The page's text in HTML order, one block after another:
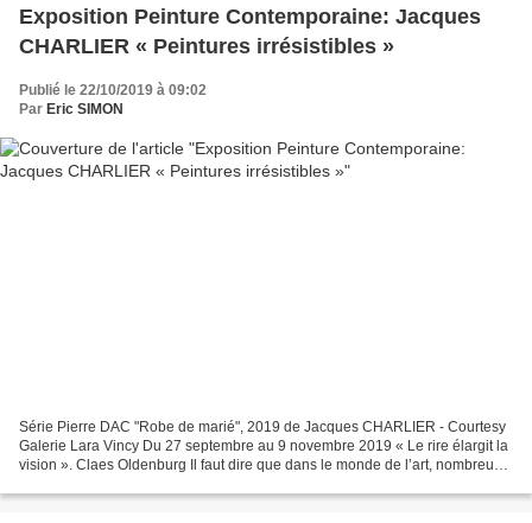
Exposition Peinture Contemporaine: Jacques
CHARLIER « Peintures irrésistibles »
Publié le 22/10/2019 à 09:02
Par Eric SIMON
Série Pierre DAC "Robe de marié", 2019 de Jacques CHARLIER - Courtesy
Galerie Lara Vincy Du 27 septembre au 9 novembre 2019 « Le rire élargit la
vision ». Claes Oldenburg Il faut dire que dans le monde de l’art, nombreux